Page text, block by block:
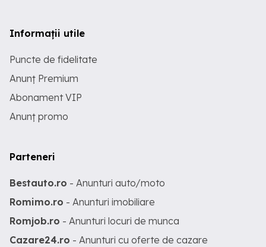
Informații utile
Puncte de fidelitate
Anunț Premium
Abonament VIP
Anunț promo
Parteneri
Bestauto.ro - Anunturi auto/moto
Romimo.ro - Anunturi imobiliare
Romjob.ro - Anunturi locuri de munca
Cazare24.ro - Anunturi cu oferte de cazare